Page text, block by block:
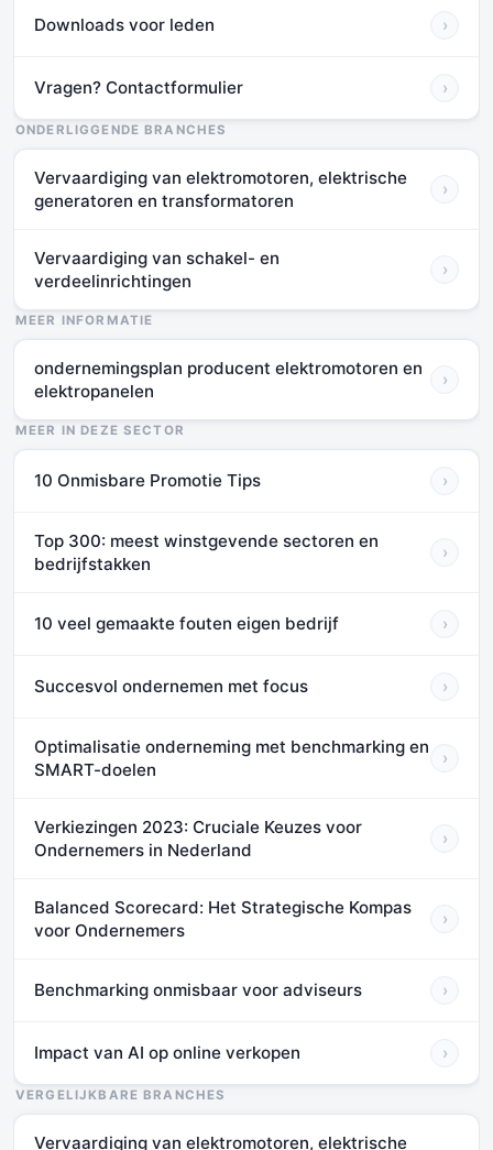
Downloads voor leden ›
Vragen? Contactformulier ›
ONDERLIGGENDE BRANCHES
Vervaardiging van elektromotoren, elektrische
generatoren en transformatoren
›
Vervaardiging van schakel- en
verdeelinrichtingen
›
MEER INFORMATIE
ondernemingsplan producent elektromotoren en
elektropanelen
›
MEER IN DEZE SECTOR
10 Onmisbare Promotie Tips ›
Top 300: meest winstgevende sectoren en
bedrijfstakken
›
10 veel gemaakte fouten eigen bedrijf ›
Succesvol ondernemen met focus ›
Optimalisatie onderneming met benchmarking en
SMART-doelen
›
Verkiezingen 2023: Cruciale Keuzes voor
Ondernemers in Nederland
›
Balanced Scorecard: Het Strategische Kompas
voor Ondernemers
›
Benchmarking onmisbaar voor adviseurs ›
Impact van AI op online verkopen ›
VERGELIJKBARE BRANCHES
Vervaardiging van elektromotoren, elektrische